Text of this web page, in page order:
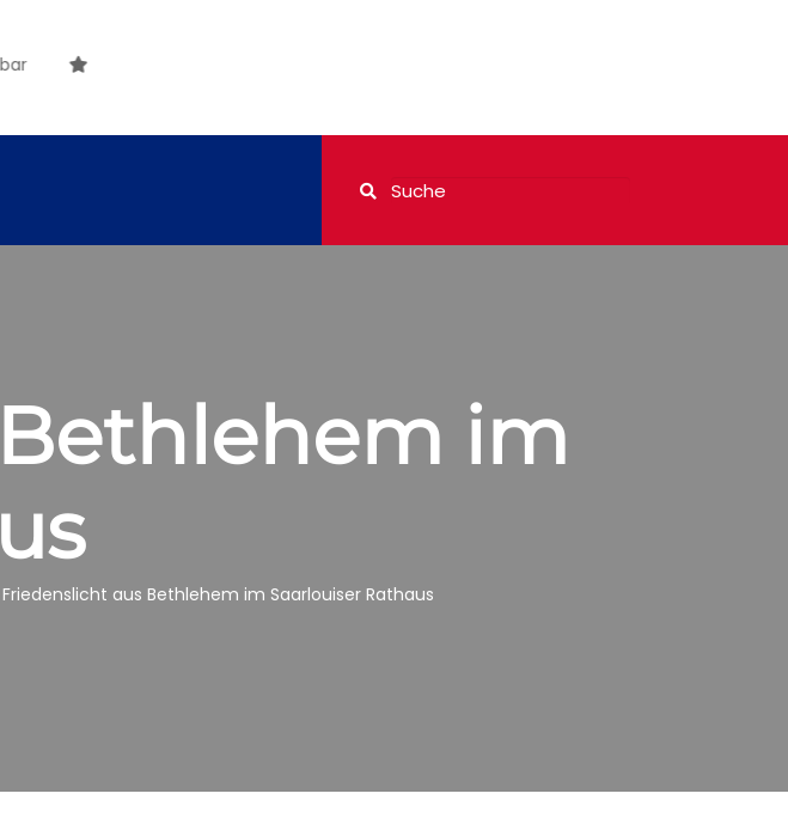
im
Friedenslicht aus Bethlehem im Saarlouiser Rathaus